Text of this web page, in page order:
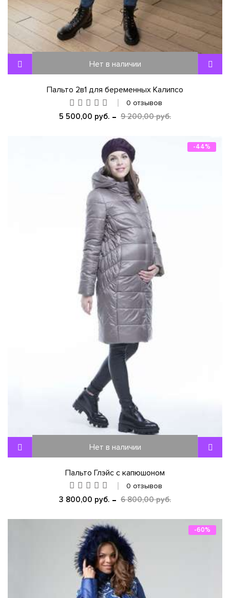
Нет в наличии
Пальто 2в1 для беременных Калипсо
0 отзывов
5 500,00 руб. 9 200,00 руб.
-44%
Нет в наличии
Пальто Глэйс с капюшоном
0 отзывов
3 800,00 руб. 6 800,00 руб.
-60%